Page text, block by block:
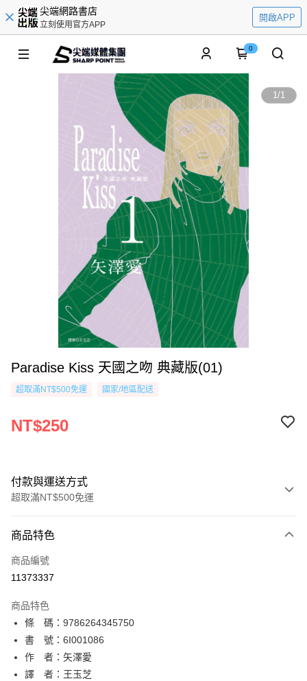
尖端網路書店
立刻使用官方APP
開啟APP
0
1/1
Paradise Kiss 天國之吻 典藏版(01)
超取滿NT$500免運 國家/地區配送
NT$250
付款與運送方式
超取滿NT$500免運
信用卡一次付款
超商取貨付款
相關說明
【關於「AFTEE先享後付」】
AFTEE先享後付是「在收到商品之後才付款」的支付方式。 讓您購物簡單
便利好安心！
１．簡單：不需註冊會員、不需綁卡、不需儲值。
２．便利：只要手機號碼，簡訊認證，即可結帳。
ATM付款
運送方式
商品特色
商品編號
11373337
商品特色
條 碼：9786264345750
書 號：6I001086
作 者：矢澤愛
譯 者：王玉芝